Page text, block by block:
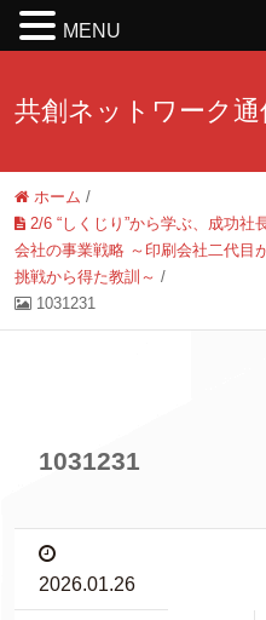
共創ネットワーク通
ホーム /
2/6 “しくじり”から学ぶ、成功
会社の事業戦略 ～印刷会社二代目
挑戦から得た教訓～ /
1031231
1031231
2026.01.26
MENU